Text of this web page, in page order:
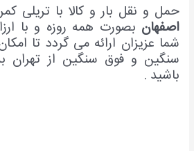
حمل و نقل بار و کالا با تریلی
اصفهان بصورت همه روزه و با
شما عزیزان ارائه می گردد تا
سنگین و فوق سنگین از تهران
باشید .